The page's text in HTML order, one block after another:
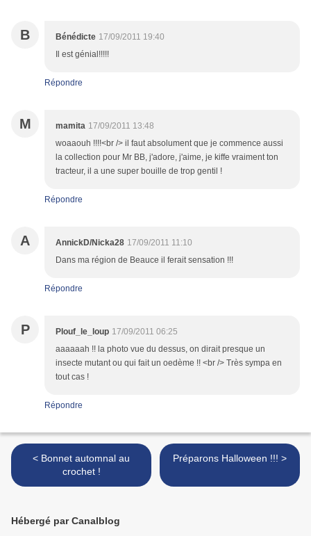
B Bénédicte 17/09/2011 19:40
Il est génial!!!!!
Répondre
M mamita 17/09/2011 13:48
woaaouh !!!!<br /> il faut absolument que je commence aussi
la collection pour Mr BB, j'adore, j'aime, je kiffe vraiment ton
tracteur, il a une super bouille de trop gentil !
Répondre
A AnnickD/Nicka28 17/09/2011 11:10
Dans ma région de Beauce il ferait sensation !!!
Répondre
P Plouf_le_loup 17/09/2011 06:25
aaaaaah !! la photo vue du dessus, on dirait presque un
insecte mutant ou qui fait un oedème !! <br /> Très sympa en
tout cas !
Répondre
< Bonnet automnal au
crochet !
Préparons Halloween !!! >
Hébergé par Canalblog